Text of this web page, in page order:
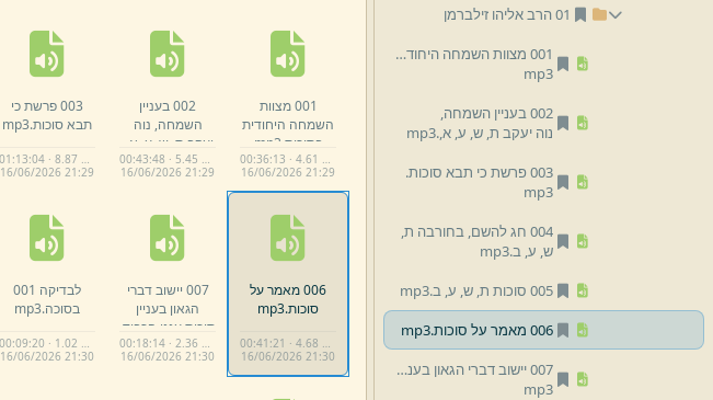
01 הרב אליהו זילברמן
001 מצוות השמחה היחודית בסוכות.
mp3
002 בעניין השמחה,
נוה יעקב ת, ש, ע, א,.
mp3
003 פרשת כי תבא סוכות.
mp3
004 חג להשם,
בחורבה ת,
ש, ע, ב.mp3
005 סוכות ת,
ש, ע, ב.mp3
006 מאמר על סוכות.
mp3
007 יישוב דברי הגאון בעניין סוכות ענני הכבוד.
mp3
001 מצוות
השמחה היחודית
בסוכות. mp3
00:36:13 · 4.61 MB
16/06/2026 21:29
002 בעניין
השמחה, נוה
יעקב ת, ש, ע, א,
mp3
00:43:48 · 5.45 MB
16/06/2026 21:29
003 פרשת כי
תבא סוכות.mp3
01:13:04 · 8.87 MB
16/06/2026 21:29
006 מאמר על
סוכות.mp3
00:41:21 · 4.68 MB
16/06/2026 21:30
007 יישוב דברי
הגאון בעניין
סוכות ענני הכבוד.
mp3
00:18:14 · 2.36 MB
16/06/2026 21:30
לבדיקה 001
בסוכה.mp3
00:09:20 · 1.02 MB
16/06/2026 21:30